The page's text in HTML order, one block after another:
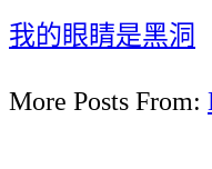
我的眼睛是黑洞
More Posts From: